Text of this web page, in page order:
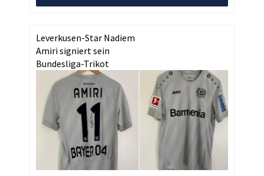
Leverkusen-Star Nadiem
Amiri signiert sein
Bundesliga-Trikot